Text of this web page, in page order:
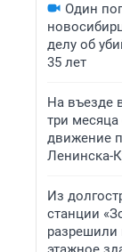
Один
делу об
35 лет
На въезде
три месяца
движение
Ленинска-
Из
станции
разрешили